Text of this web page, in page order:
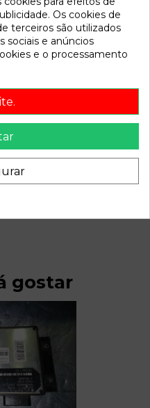
(S2) Combiespace
- 12.08
para peugeot partner
| 11.02 - 12.08
gostar
Os cookies de
terceiros são utilizados
sociais e anúncios
e o processamento